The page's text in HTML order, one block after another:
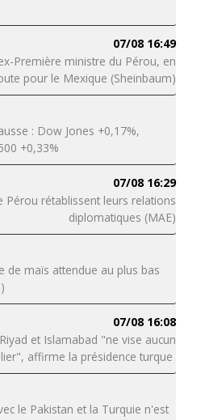
07/08 16:49
Première ministre du Pérou, en
pour le Mexique (Sheinbaum)
: Dow Jones +0,17%,
+0,33%
07/08 16:29
Pérou rétablissent leurs relations
diplomatiques (MAE)
de maïs attendue au plus bas
07/08 16:08
et Islamabad "ne vise aucun
affirme la présidence turque
le Pakistan et la Turquie n'est